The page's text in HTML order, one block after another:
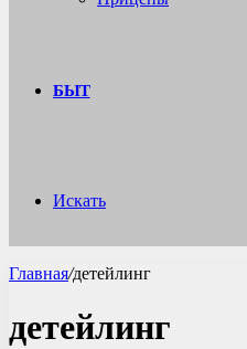
БЫТ
Искать
Главная/детейлинг
детейлинг